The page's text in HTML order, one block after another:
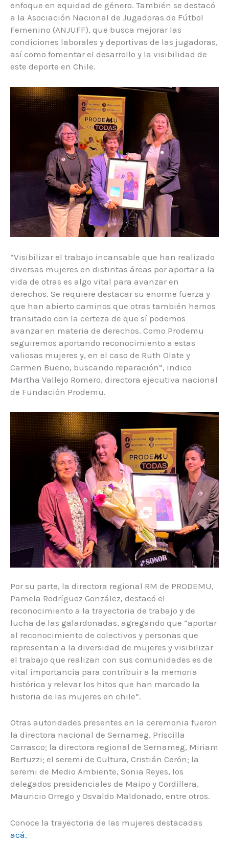
enfoque en equidad de género. También se destacó
a la Asociación Nacional de Jugadoras de Fútbol
Femenino (ANJUFF), que busca mejorar las
condiciones laborales y deportivas de las jugadoras,
así como fomentar el desarrollo y la visibilidad de
este deporte en Chile.
“Visibilizar el trabajo incansable que han realizado
diversas mujeres en distintas áreas por aportar a la
vida de otras es algo vital para avanzar en
derechos. Se requiere destacar su enorme fuerza y
que han abierto caminos que otras también hemos
transitado con la certeza de que sí podemos
avanzar en materia de derechos. Como Prodemu
seguiremos aportando reconocimiento a estas
valiosas mujeres y, en el caso de Ruth Olate y
Carmen Bueno, buscando reparación”, indico
Martha Vallejo Romero, directora ejecutiva nacional
de Fundación Prodemu.
Por su parte, la directora regional RM de PRODEMU,
Pamela Rodríguez González, destacó el
reconocimiento a la trayectoria de trabajo y de
lucha de las galardonadas, agregando que “aportar
al reconocimiento de colectivos y personas que
representan a la diversidad de mujeres y visibilizar
el trabajo que realizan con sus comunidades es de
vital importancia para contribuir a la memoria
histórica y relevar los hitos que han marcado la
historia de las mujeres en chile”.
Otras autoridades presentes en la ceremonia fueron
la directora nacional de Sernameg, Priscilla
Carrasco; la directora regional de Sernameg, Miriam
Bertuzzi; el seremi de Cultura, Cristián Cerón; la
seremi de Medio Ambiente, Sonia Reyes, los
delegados presidenciales de Maipo y Cordillera,
Mauricio Orrego y Osvaldo Maldonado, entre otros.
Conoce la trayectoria de las mujeres destacadas
acá.